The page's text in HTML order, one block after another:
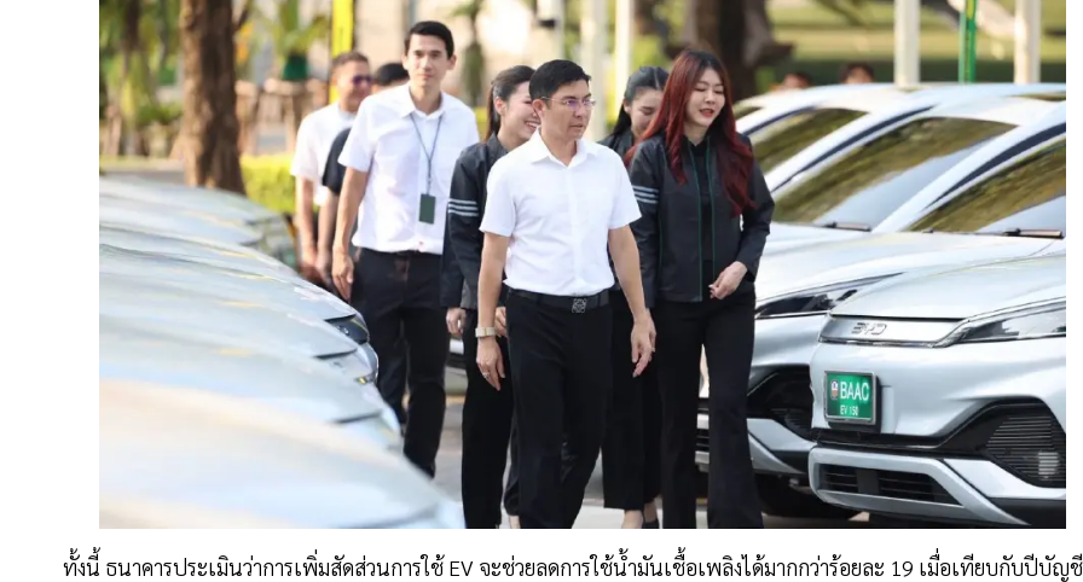
ทั้งนี้ ธนาคารประเมินว่าการเพิ่มสัดส่วนการใช้ EV จะช่วยลดการใช้น้ำมันเชื้อเพลิงได้มากกว่าร้อยละ 19 เมื่อเทียบกับปีบัญชี